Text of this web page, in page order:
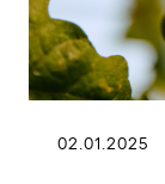
02.01.2025